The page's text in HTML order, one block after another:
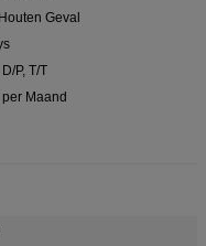
Geval
P, T/T
Maand